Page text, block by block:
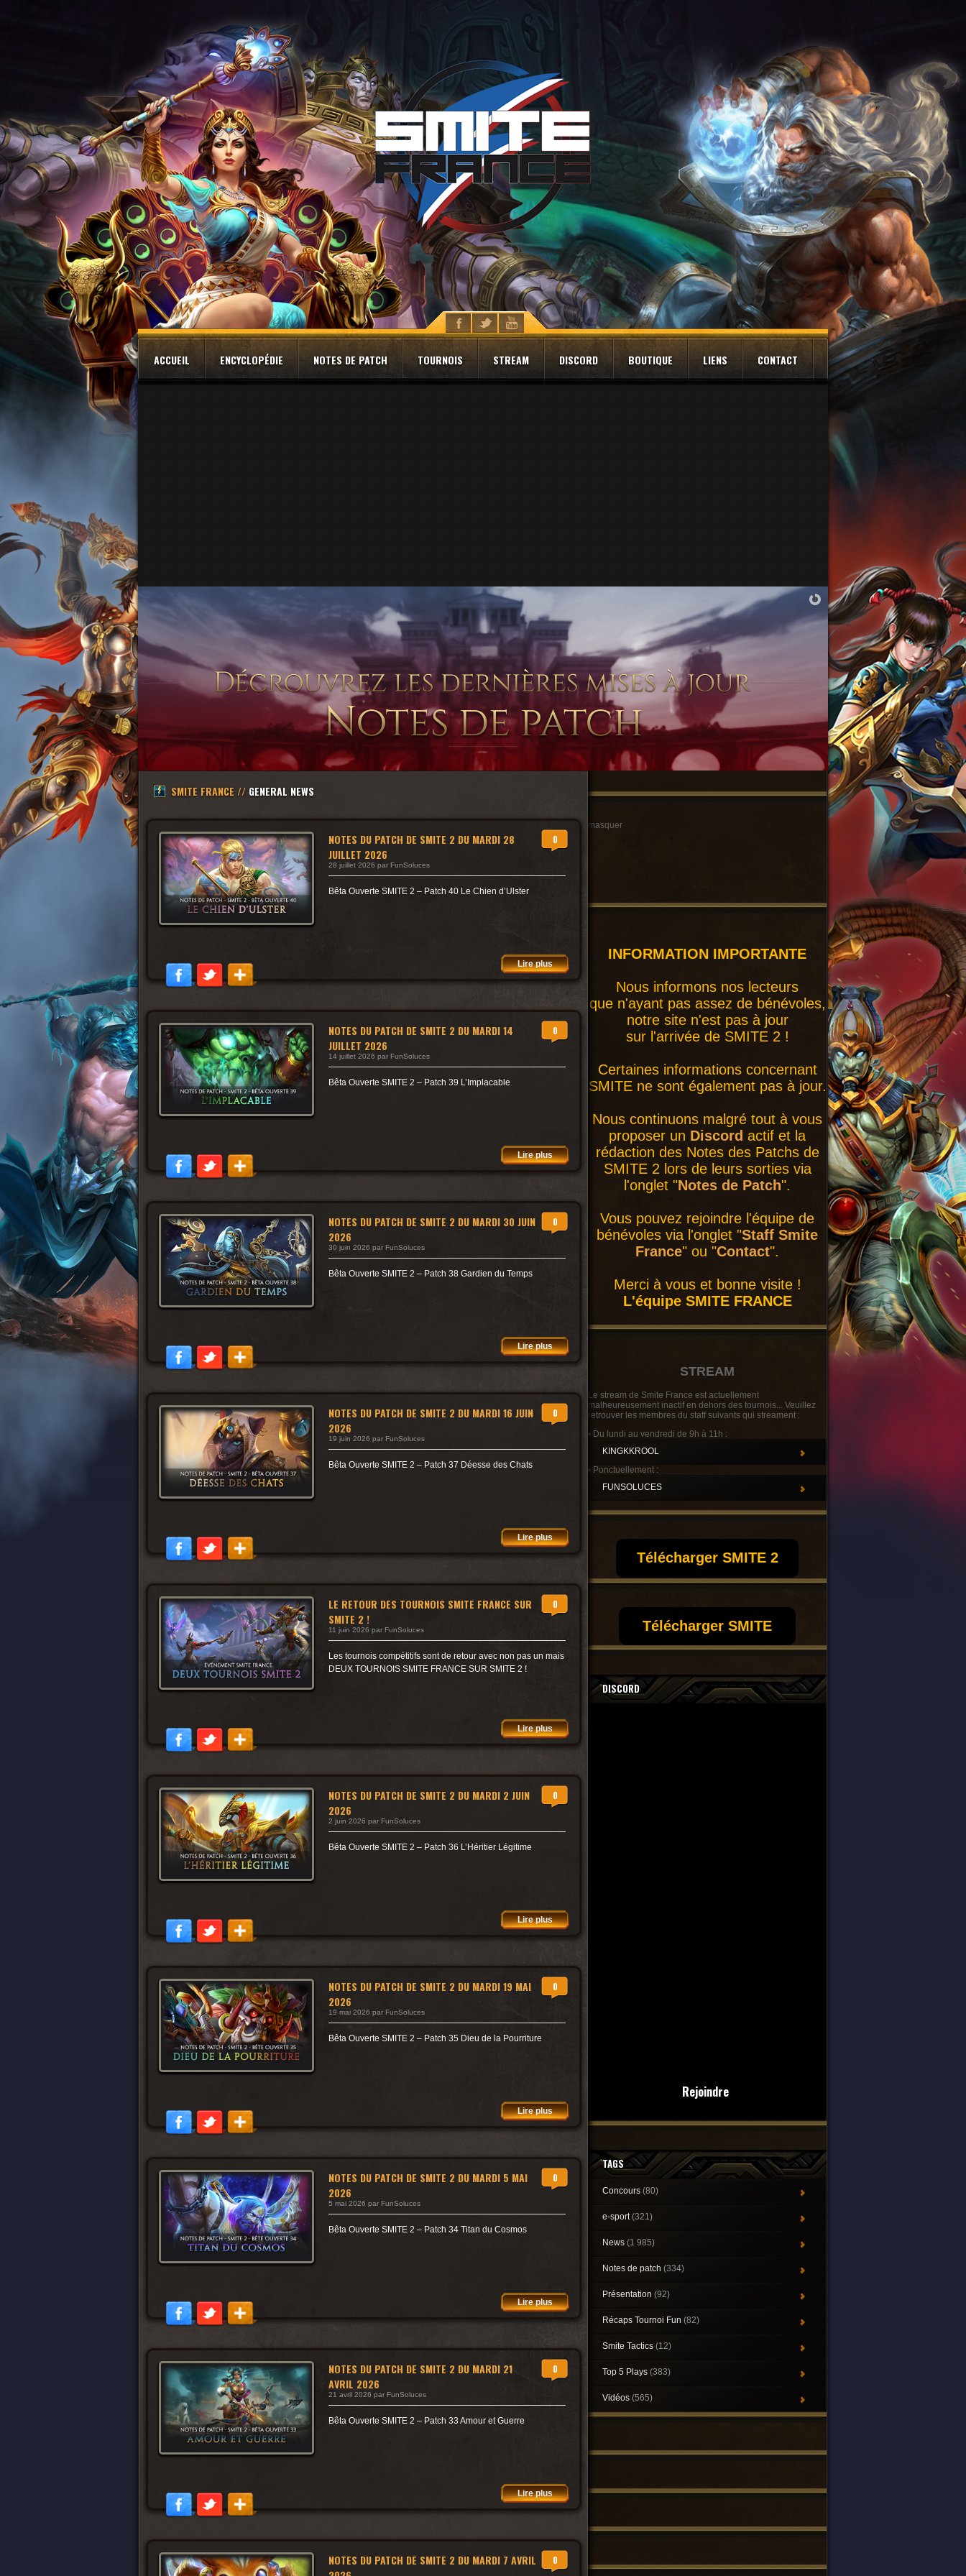
ACCUEIL ENCYCLOPÉDIE NOTES DE PATCH TOURNOIS STREAM DISCORD BOUTIQUE LIENS CONTACT
SMITE FRANCE // GENERAL NEWS
0
NOTES DU PATCH DE SMITE 2 DU MARDI 28
JUILLET 2026
28 juillet 2026 par FunSoluces
Bêta Ouverte SMITE 2 – Patch 40 Le Chien d’Ulster
Lire plus
0
NOTES DU PATCH DE SMITE 2 DU MARDI 14
JUILLET 2026
14 juillet 2026 par FunSoluces
Bêta Ouverte SMITE 2 – Patch 39 L’Implacable
Lire plus
0
NOTES DU PATCH DE SMITE 2 DU MARDI 30 JUIN
2026
30 juin 2026 par FunSoluces
Bêta Ouverte SMITE 2 – Patch 38 Gardien du Temps
Lire plus
0
NOTES DU PATCH DE SMITE 2 DU MARDI 16 JUIN
2026
19 juin 2026 par FunSoluces
Bêta Ouverte SMITE 2 – Patch 37 Déesse des Chats
Lire plus
0
LE RETOUR DES TOURNOIS SMITE FRANCE SUR
SMITE 2 !
11 juin 2026 par FunSoluces
Les tournois compétitifs sont de retour avec non pas un mais
DEUX TOURNOIS SMITE FRANCE SUR SMITE 2 !
Lire plus
0
NOTES DU PATCH DE SMITE 2 DU MARDI 2 JUIN
2026
2 juin 2026 par FunSoluces
Bêta Ouverte SMITE 2 – Patch 36 L’Héritier Légitime
Lire plus
0
NOTES DU PATCH DE SMITE 2 DU MARDI 19 MAI
2026
19 mai 2026 par FunSoluces
Bêta Ouverte SMITE 2 – Patch 35 Dieu de la Pourriture
Lire plus
0
NOTES DU PATCH DE SMITE 2 DU MARDI 5 MAI
2026
5 mai 2026 par FunSoluces
Bêta Ouverte SMITE 2 – Patch 34 Titan du Cosmos
Lire plus
0
NOTES DU PATCH DE SMITE 2 DU MARDI 21
AVRIL 2026
21 avril 2026 par FunSoluces
Bêta Ouverte SMITE 2 – Patch 33 Amour et Guerre
Lire plus
0
NOTES DU PATCH DE SMITE 2 DU MARDI 7 AVRIL
masquer
INFORMATION IMPORTANTE
Nous informons nos lecteurs
que n'ayant pas assez de bénévoles,
notre site n'est pas à jour
sur l'arrivée de SMITE 2 !
Certaines informations concernant
SMITE ne sont également pas à jour.
Nous continuons malgré tout à vous
proposer un Discord actif et la
rédaction des Notes des Patchs de
SMITE 2 lors de leurs sorties via
l'onglet "Notes de Patch".
Vous pouvez rejoindre l'équipe de
bénévoles via l'onglet "Staff Smite
France" ou "Contact".
Merci à vous et bonne visite !
L'équipe SMITE FRANCE
STREAM
Le stream de Smite France est actuellement
malheureusement inactif en dehors des tournois... Veuillez
retrouver les membres du staff suivants qui streament :
• Du lundi au vendredi de 9h à 11h :
KINGKKROOL
• Ponctuellement :
FUNSOLUCES
Télécharger SMITE 2
Télécharger SMITE
DISCORD
Rejoindre
TAGS
Concours (80)
e-sport(321)
News (1 985)
Notes de patch (334)
Présentation (92)
Récaps Tournoi Fun (82)
Smite Tactics (12)
Top 5 Plays (383)
Vidéos (565)